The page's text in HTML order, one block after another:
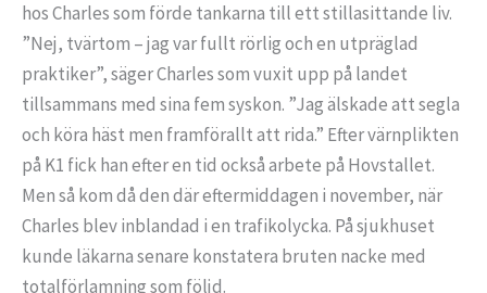
hos Charles som förde tankarna till ett stillasittande liv.
”Nej, tvärtom – jag var fullt rörlig och en utpräglad
praktiker”, säger Charles som vuxit upp på landet
tillsammans med sina fem syskon. ”Jag älskade att segla
och köra häst men framförallt att rida.” Efter värnplikten
på K1 fick han efter en tid också arbete på Hovstallet.
Men så kom då den där eftermiddagen i november, när
Charles blev inblandad i en trafikolycka. På sjukhuset
kunde läkarna senare konstatera bruten nacke med
totalförlamning som följd.